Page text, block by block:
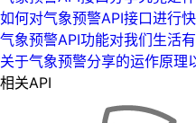
如何对气象预警API接口进行
气象预警API功能对我们生活
关于气象预警分享的运作原理
相关API